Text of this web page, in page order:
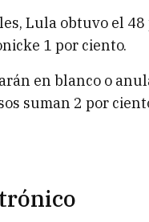
Lula obtuvo el
1 por ciento.
en blanco o
suman 2 por